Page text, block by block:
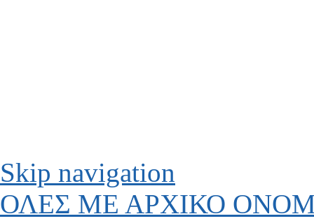
Skip navigation
ΟΛΕΣ ΜΕ ΑΡΧΙΚΟ